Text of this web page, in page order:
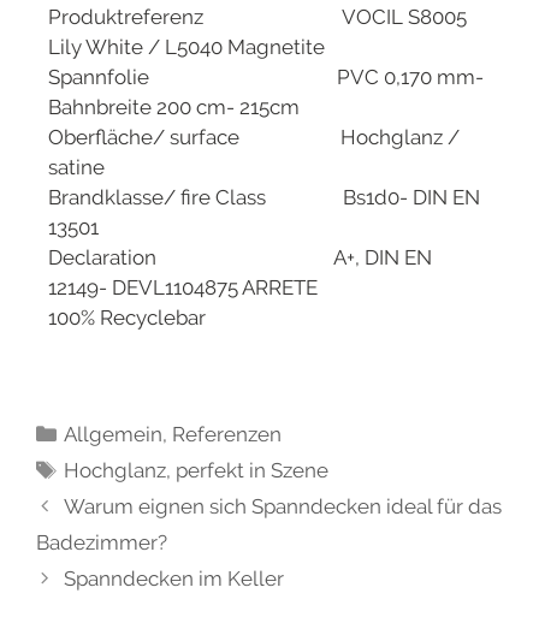
Produktreferenz VOCIL S8005
Lily White / L5040 Magnetite
Spannfolie PVC 0,170 mm-
Bahnbreite 200 cm- 215cm
Oberfläche/ surface Hochglanz /
satine
Brandklasse/ fire Class Bs1d0- DIN EN
13501
Declaration A+, DIN EN
12149- DEVL1104875 ARRETE
100% Recyclebar
Allgemein, Referenzen
Hochglanz, perfekt in Szene
Warum eignen sich Spanndecken ideal für das
Badezimmer?
Spanndecken im Keller